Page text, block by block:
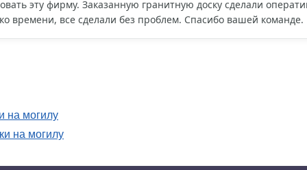
эту фирму. Заказанную гранитную доску сделали
времени, все сделали без проблем. Спасибо вашей команде.
на могилу
на могилу